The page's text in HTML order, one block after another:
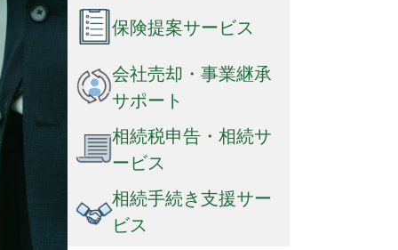
保険提案サービス
会社売却・事業継承
サポート
相続税申告・相続サ
ービス
相続手続き支援サー
ビス